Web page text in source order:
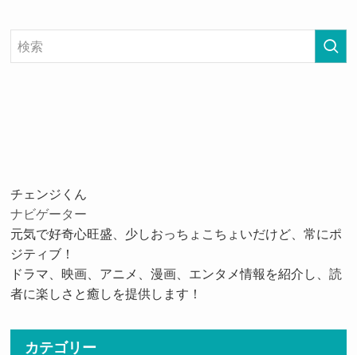
チェンジくん
ナビゲーター
元気で好奇心旺盛、少しおっちょこちょいだけど、常にポ
ジティブ！
ドラマ、映画、アニメ、漫画、エンタメ情報を紹介し、読
者に楽しさと癒しを提供します！
カテゴリー